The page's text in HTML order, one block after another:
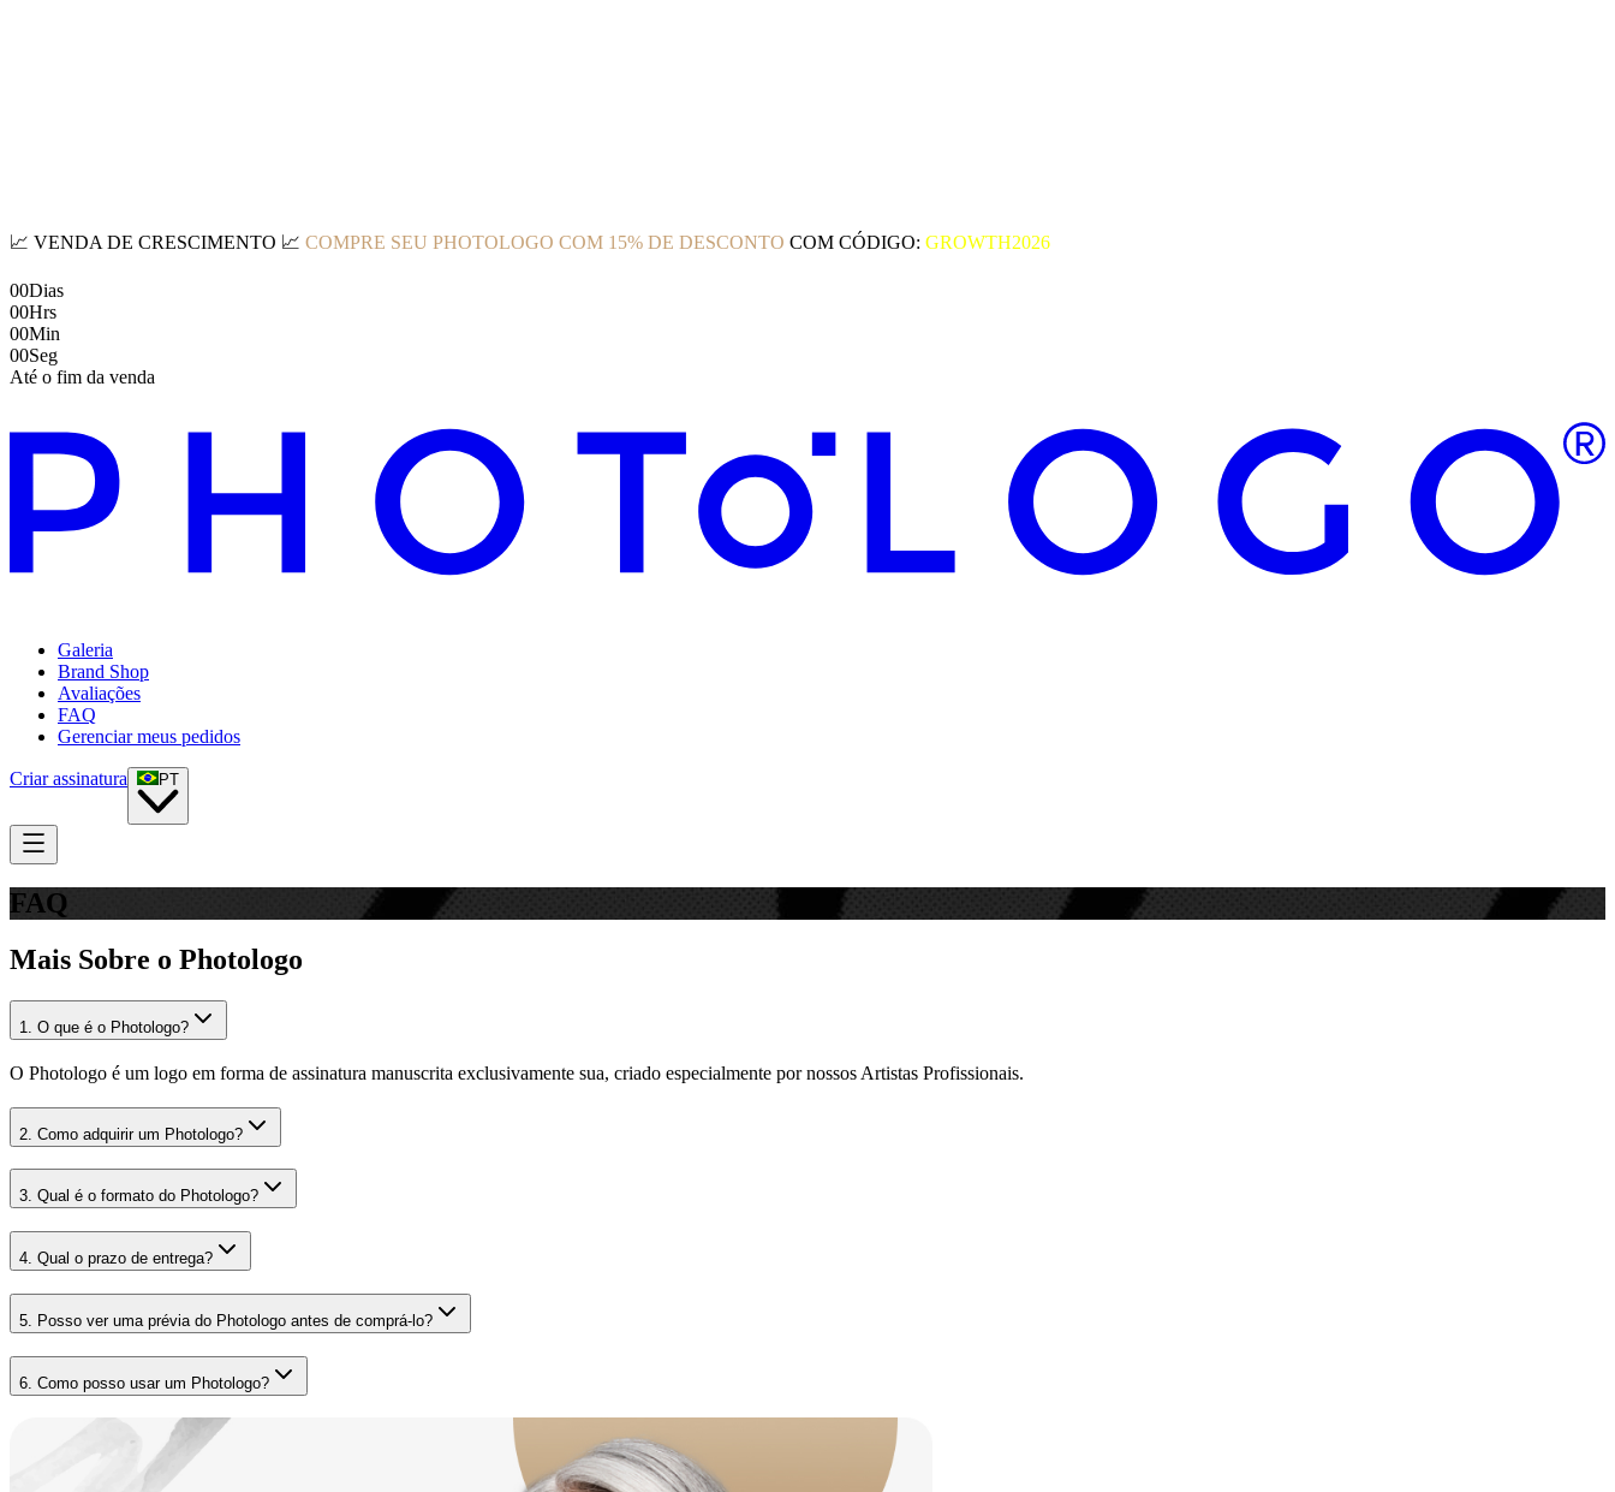
📈 VENDA DE CRESCIMENTO 📈 COMPRE SEU PHOTOLOGO COM 15% DE DESCONTO COM CÓDIGO: GROWTH2026
00Dias
00Hrs
00Min
00Seg
Até o fim da venda
Galeria
Brand Shop
Avaliações
FAQ
Gerenciar meus pedidos
Criar assinatura PT
FAQ
Mais Sobre o Photologo
1. O que é o Photologo?
O Photologo é um logo em forma de assinatura manuscrita exclusivamente sua, criado especialmente por nossos Artistas Profissionais.
2 Como adquirir um Photologo?
3. Qual é o formato do Photologo?
4. Qual o prazo de entrega?
5 Posso ver uma prévia do Photologo antes de comprá-lo?
6 Como posso usar um Photologo?